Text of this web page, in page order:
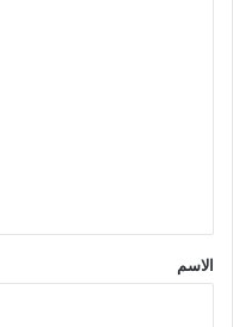
*
الاسم